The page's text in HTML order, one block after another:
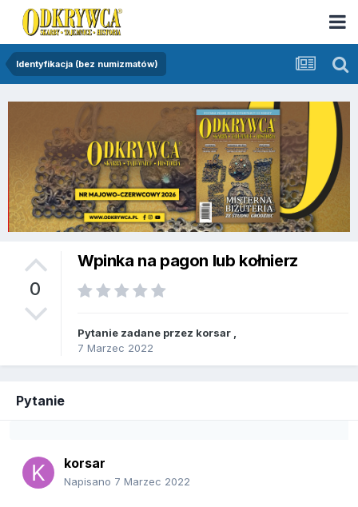
Identyfikacja (bez numizmatów)
0
Wpinka na pagon lub kołnierz
Pytanie zadane przez korsar
7 Marzec 2022
Pytanie
korsar
Napisano 7 Marzec 2022